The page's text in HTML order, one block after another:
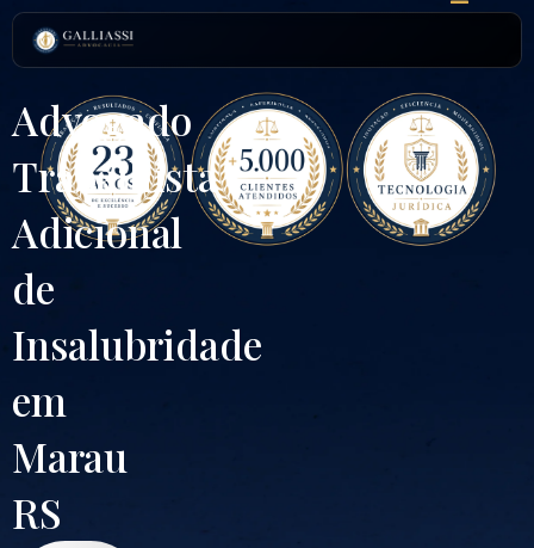
para
conteúdo
Advogado
Trabalhista
Adicional
de
Insalubridade
em
Marau
RS